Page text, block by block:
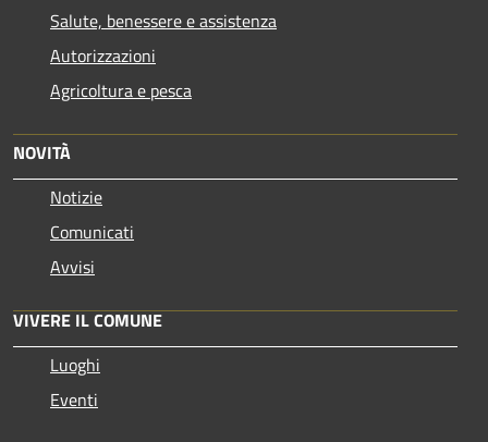
Salute, benessere e assistenza
Autorizzazioni
Agricoltura e pesca
NOVITÀ
Notizie
Comunicati
Avvisi
VIVERE IL COMUNE
Luoghi
Eventi